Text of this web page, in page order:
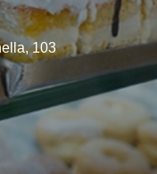
103